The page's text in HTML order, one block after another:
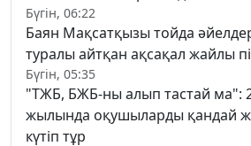
Бүгін, 06:22
Баян Мақсатқызы тойда
туралы айтқан ақсақал жайлы
Бүгін, 05:35
"ТЖБ, БЖБ-ны алып тастай ма":
жылында оқушыларды қандай
күтіп тұр